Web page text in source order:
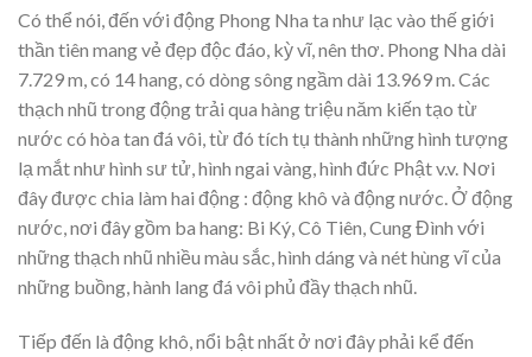
Có thể nói, đến với động Phong Nha ta như lạc vào thế giới
thần tiên mang vẻ đẹp độc đáo, kỳ vĩ, nên thơ. Phong Nha dài
7.729 m, có 14 hang, có dòng sông ngầm dài 13.969 m. Các
thạch nhũ trong động trải qua hàng triệu năm kiến tạo từ
nước có hòa tan đá vôi, từ đó tích tụ thành những hình tượng
lạ mắt như hình sư tử, hình ngai vàng, hình đức Phật v.v. Nơi
đây được chia làm hai động : động khô và động nước. Ở động
nước, nơi đây gồm ba hang: Bi Ký, Cô Tiên, Cung Đình với
những thạch nhũ nhiều màu sắc, hình dáng và nét hùng vĩ của
những buồng, hành lang đá vôi phủ đầy thạch nhũ.
Tiếp đến là động khô, nổi bật nhất ở nơi đây phải kể đến